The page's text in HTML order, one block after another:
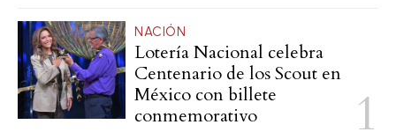
NACIÓN
Lotería Nacional celebra
Centenario de los Scout en
México con billete
conmemorativo